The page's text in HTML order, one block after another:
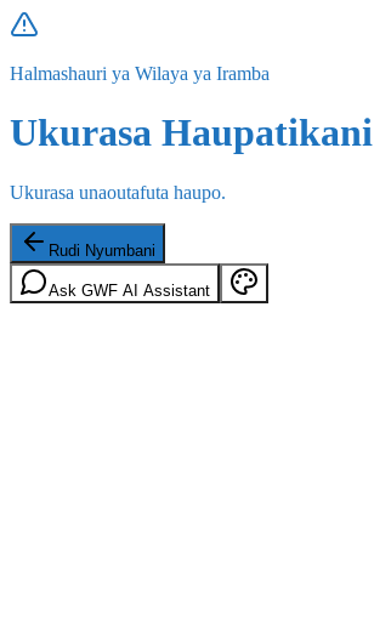
Halmashauri ya Wilaya ya Iramba
Ukurasa Haupatikani
Ukurasa unaoutafuta haupo.
Rudi Nyumbani
Ask GWF AI Assistant